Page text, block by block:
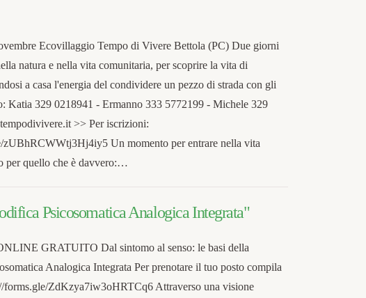
Ecovillaggio Tempo di Vivere Bettola (PC) Due giorni
natura e nella vita comunitaria, per scoprire la vita di
a casa l'energia del condividere un pezzo di strada con gli
Katia 329 0218941 - Ermanno 333 5772199 - Michele 329
>> Per iscrizioni:
zUBhRCWWtj3Hj4iy5 Un momento per entrare nella vita
per quello che è davvero:…
Psicosomatica Analogica Integrata"
GRATUITO Dal sintomo al senso: le basi della
Analogica Integrata Per prenotare il tuo posto compila
forms.gle/ZdKzya7iw3oHRTCq6 Attraverso una visione